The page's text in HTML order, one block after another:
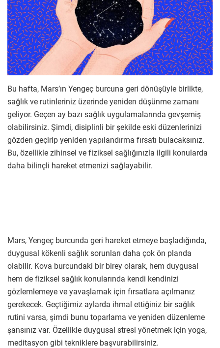
Bu hafta, Mars’ın Yengeç burcuna geri dönüşüyle birlikte,
sağlık ve rutinleriniz üzerinde yeniden düşünme zamanı
geliyor. Geçen ay bazı sağlık uygulamalarında gevşemiş
olabilirsiniz. Şimdi, disiplinli bir şekilde eski düzenlerinizi
gözden geçirip yeniden yapılandırma fırsatı bulacaksınız.
Bu, özellikle zihinsel ve fiziksel sağlığınızla ilgili konularda
daha bilinçli hareket etmenizi sağlayabilir.
Mars, Yengeç burcunda geri hareket etmeye başladığında,
duygusal kökenli sağlık sorunları daha çok ön planda
olabilir. Kova burcundaki bir birey olarak, hem duygusal
hem de fiziksel sağlık konularında kendi kendinizi
gözlemlemeye ve yavaşlamak için fırsatlara açılmanız
gerekecek. Geçtiğimiz aylarda ihmal ettiğiniz bir sağlık
rutini varsa, şimdi bunu toparlama ve yeniden düzenleme
şansınız var. Özellikle duygusal stresi yönetmek için yoga,
meditasyon gibi tekniklere başvurabilirsiniz.